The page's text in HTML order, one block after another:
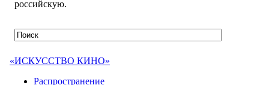
российскую.
«ИСКУССТВО КИНО»
Распространение